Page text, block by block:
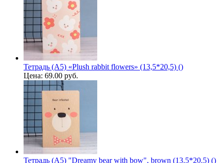
Тетрадь (A5) «Plush rabbit flowers» (13,5*20,5) ()
Цена: 69.00 руб.
Тетрадь (A5) "Dreamy bear with bow", brown (13.5*20.5) ()